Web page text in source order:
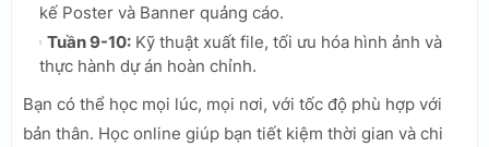
kế Poster và Banner quảng cáo.
Tuần 9-10: Kỹ thuật xuất file, tối ưu hóa hình ảnh và
thực hành dự án hoàn chỉnh.
Bạn có thể học mọi lúc, mọi nơi, với tốc độ phù hợp với
bản thân. Học online giúp bạn tiết kiệm thời gian và chi